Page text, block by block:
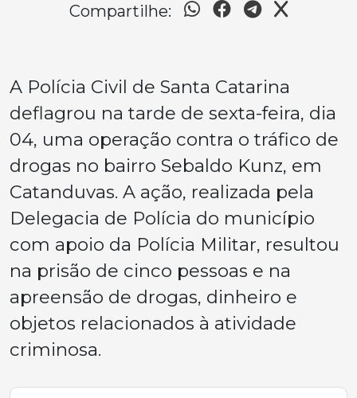
Compartilhe:
A Polícia Civil de Santa Catarina
deflagrou na tarde de sexta-feira, dia
04, uma operação contra o tráfico de
drogas no bairro Sebaldo Kunz, em
Catanduvas. A ação, realizada pela
Delegacia de Polícia do município
com apoio da Polícia Militar, resultou
na prisão de cinco pessoas e na
apreensão de drogas, dinheiro e
objetos relacionados à atividade
criminosa.